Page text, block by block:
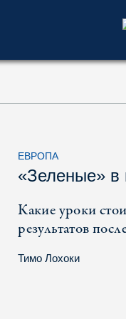
ЕВРОПА
«Зеленые» в
Какие уроки
результатов
Тимо Лохоки